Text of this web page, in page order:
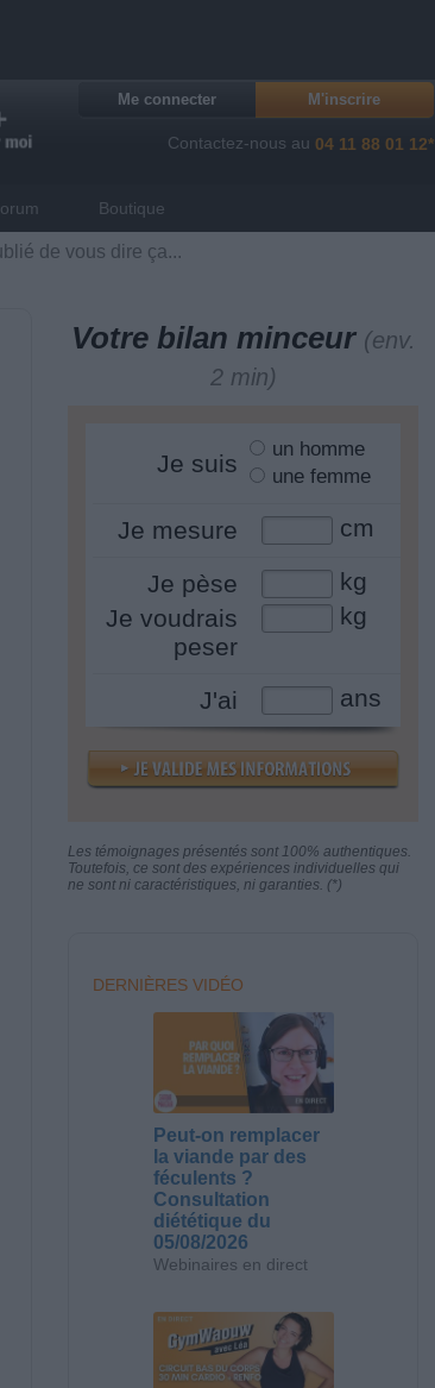
Me connecter M'inscrire
Contactez-nous au 04 11 88 01 12*
Boutique
de vous dire ça...
Votre bilan minceur (env.
2 min)
Je suis
un homme
une femme
Je mesure cm
Je pèse
kg
Je voudrais
peser
kg
J'ai ans
Les témoignages présentés sont 100% authentiques.
Toutefois, ce sont des expériences individuelles qui
ne sont ni caractéristiques, ni garanties. (*)
DERNIÈRES VIDÉO
Peut-on remplacer
la viande par des
féculents ?
Consultation
diététique du
05/08/2026
Webinaires en direct